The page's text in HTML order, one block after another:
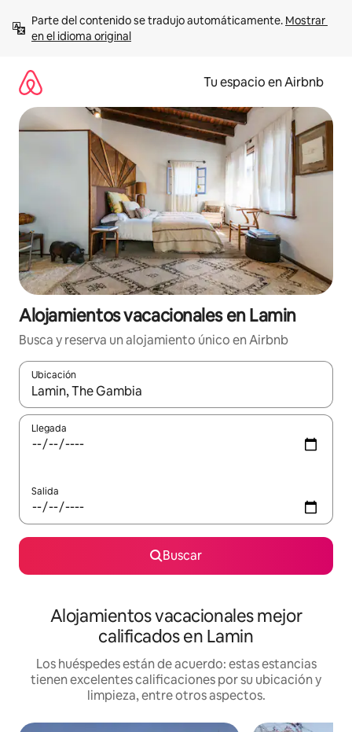
contenido
Parte del contenido se tradujo automáticamente. Mostrar
en el idioma original
Tu espacio en Airbnb
Alojamientos vacacionales en Lamin
Busca y reserva un alojamiento único en Airbnb
Ubicación
Cuando los resultados estén disponibles, podrás navegar
Llegada
Salida
Buscar
Alojamientos vacacionales mejor
calificados en Lamin
Los huéspedes están de acuerdo: estas estancias
tienen excelentes calificaciones por su ubicación y
limpieza, entre otros aspectos.